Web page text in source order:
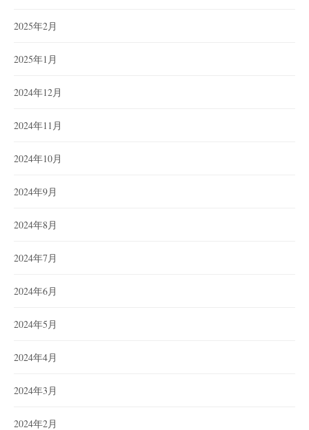
2025年2月
2025年1月
2024年12月
2024年11月
2024年10月
2024年9月
2024年8月
2024年7月
2024年6月
2024年5月
2024年4月
2024年3月
2024年2月